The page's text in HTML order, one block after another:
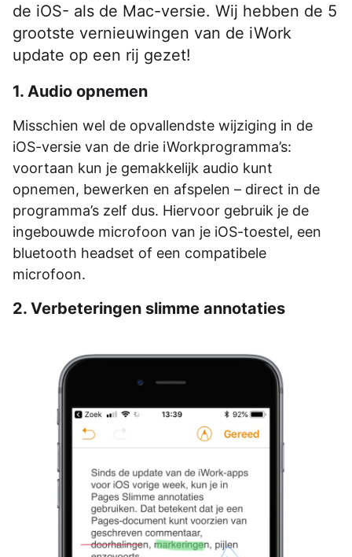
de iOS- als de Mac-versie. Wij hebben de 5
grootste vernieuwingen van de iWork
update op een rij gezet!
1. Audio opnemen
Misschien wel de opvallendste wijziging in de
iOS-versie van de drie iWorkprogramma’s:
voortaan kun je gemakkelijk audio kunt
opnemen, bewerken en afspelen – direct in de
programma’s zelf dus. Hiervoor gebruik je de
ingebouwde microfoon van je iOS-toestel, een
bluetooth headset of een compatibele
microfoon.
2. Verbeteringen slimme annotaties